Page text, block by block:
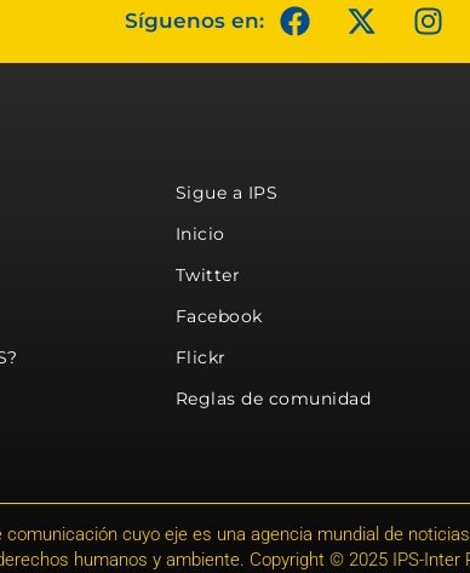
Síguenos en:
Sigue a IPS
Inicio
Twitter
Facebook
Flickr
Reglas de comunidad
cuyo eje es una agencia mundial de
humanos y ambiente. Copyright © 2025 IPS-